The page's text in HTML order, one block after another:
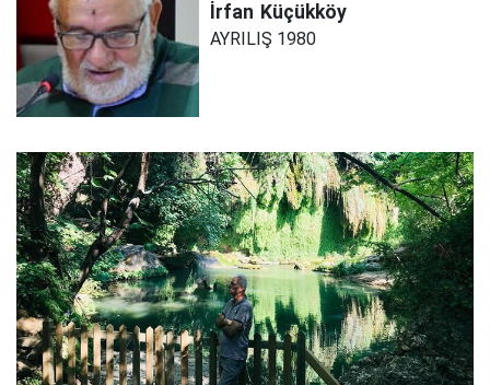
İrfan Küçükköy
AYRILIŞ 1980